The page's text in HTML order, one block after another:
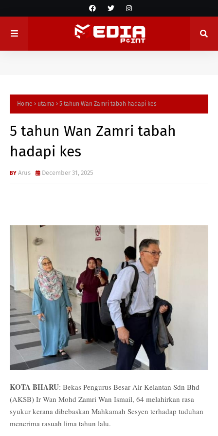
Home utama 5 tahun Wan Zamri tabah hadapi kes
5 tahun Wan Zamri tabah
hadapi kes
Arus December 31, 2025
KOTA BHARU: Bekas Pengurus Besar Air Kelantan Sdn Bhd
(AKSB) Ir Wan Mohd Zamri Wan Ismail, 64 melahirkan rasa
syukur kerana dibebaskan Mahkamah Sesyen terhadap tuduhan
menerima rasuah lima tahun lalu.